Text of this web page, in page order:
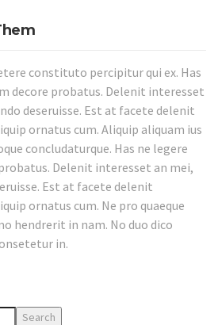
constituto percipitur qui ex. Has
decore probatus. Delenit interesset
deseruisse. Est at facete delenit
ornatus cum. Aliquip aliquam ius
concludaturque. Has ne legere
Delenit interesset an mei,
Est at facete delenit
ornatus cum. Ne pro quaeque
hendrerit in nam. No duo dico
in.
Search